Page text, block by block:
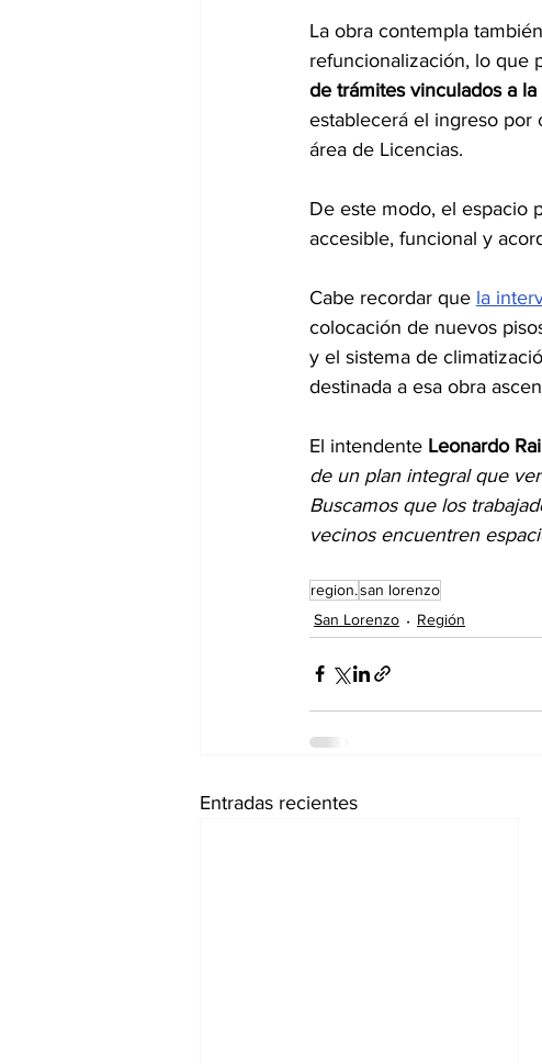
La obra contempla
refuncionalización, lo que
de trámites vinculados a
establecerá el ingreso por
área de Licencias.
De este modo, el espacio
accesible, funcional y
Cabe recordar que la
colocación de nuevos
y el sistema de
destinada a esa obra
El intendente Leonardo
de un plan integral que
Buscamos que los
vecinos encuentren
region.san lorenzo
San Lorenzo
Región
Entradas recientes